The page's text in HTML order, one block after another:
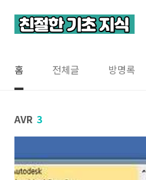
홈 전체글 방명록
AVR 3